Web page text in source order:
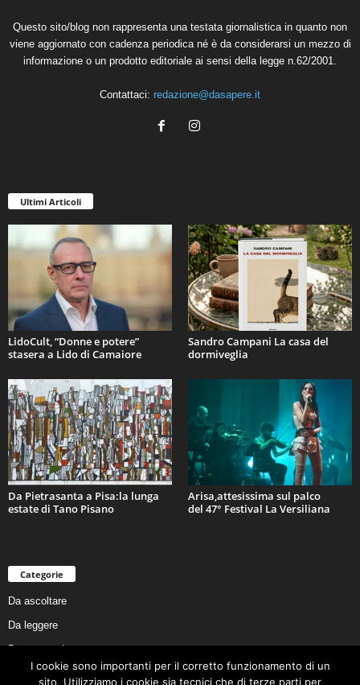
Questo sito/blog non rappresenta una testata giornalistica in quanto non
viene aggiornato con cadenza periodica né è da considerarsi un mezzo di
informazione o un prodotto editoriale ai sensi della legge n.62/2001.
Contattaci: redazione@dasapere.it
Ultimi Articoli
LidoCult, “Donne e potere”
stasera a Lido di Camaiore
Sandro Campani La casa del
dormiveglia
Da Pietrasanta a Pisa:la lunga
estate di Tano Pisano
Arisa,attesissima sul palco
del 47° Festival La Versiliana
Categorie
Da ascoltare
Da leggere
Da non perdere
Da conoscere
I cookie sono importanti per il corretto funzionamento di un
sito. Utilizziamo i cookie sia tecnici che di terze parti per